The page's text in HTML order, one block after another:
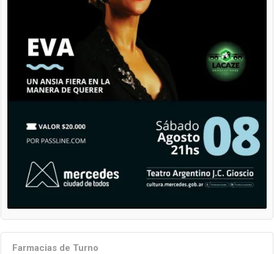
Farmacias de Turno